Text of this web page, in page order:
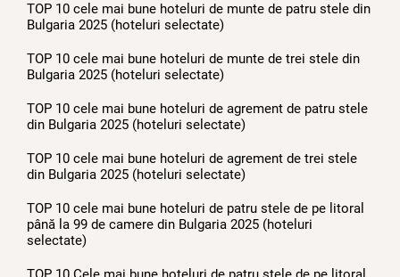
TOP 10 cele mai bune hoteluri de munte de patru stele din
Bulgaria 2025 (hoteluri selectate)
TOP 10 cele mai bune hoteluri de munte de trei stele din
Bulgaria 2025 (hoteluri selectate)
TOP 10 cele mai bune hoteluri de agrement de patru stele
din Bulgaria 2025 (hoteluri selectate)
TOP 10 cele mai bune hoteluri de agrement de trei stele
din Bulgaria 2025 (hoteluri selectate)
TOP 10 cele mai bune hoteluri de patru stele de pe litoral
până la 99 de camere din Bulgaria 2025 (hoteluri
selectate)